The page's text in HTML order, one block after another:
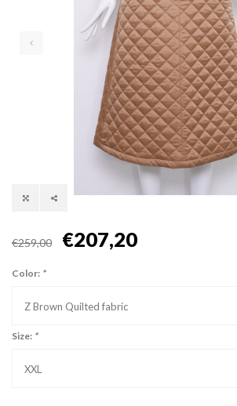
€259,00 €207,20
Color: *
Z Brown Quilted fabric
Size: *
XXL